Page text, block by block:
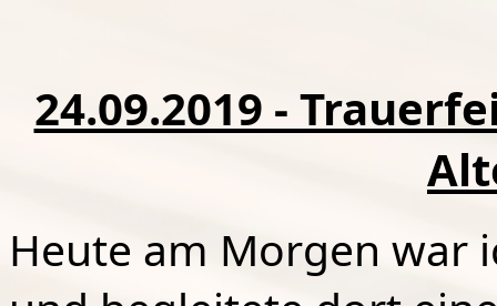
24.09.2019 -
Heute am Morgen war